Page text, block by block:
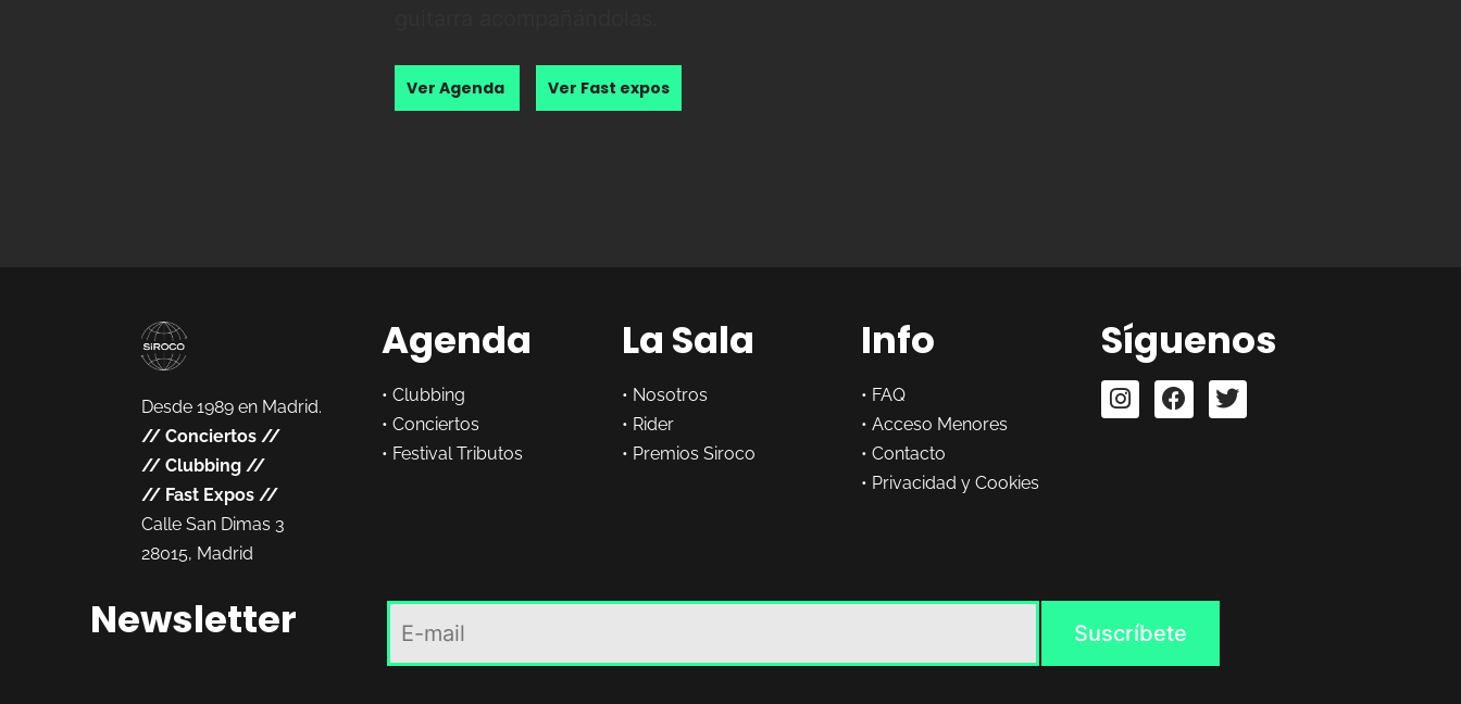
Ver Agenda Ver Fast expos
Desde 1989 en Madrid.
// Conciertos //
// Clubbing //
// Fast Expos //
Calle San Dimas 3
28015, Madrid
Agenda
• Clubbing
• Conciertos
• Festival Tributos
La Sala
• Nosotros
• Rider
• Premios Siroco
Info
• FAQ
•Acceso Menores
•Contacto
• Privacidad y Cookies
Síguenos
Newsletter